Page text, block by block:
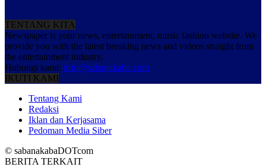
TENTANG KITA
Newspaper is your news, entertainment, music fashion website. We
provide you with the latest breaking news and videos straight from
the entertainment industry.
Hubungi kami: info@sabanakaba.com
IKUTI KAMI
Tentang Kami
Redaksi
Iklan dan Kerjasama
Pedoman Media Siber
© sabanakabaDOTcom
BERITA TERKAIT